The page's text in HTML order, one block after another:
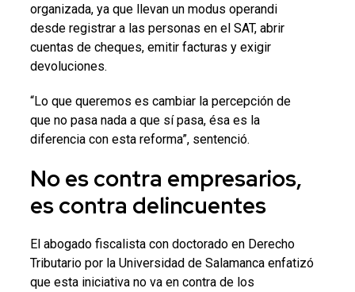
organizada, ya que llevan un modus operandi
desde registrar a las personas en el SAT, abrir
cuentas de cheques, emitir facturas y exigir
devoluciones.
“Lo que queremos es cambiar la percepción de
que no pasa nada a que sí pasa, ésa es la
diferencia con esta reforma”, sentenció.
No es contra empresarios,
es contra delincuentes
El abogado fiscalista con doctorado en Derecho
Tributario por la Universidad de Salamanca enfatizó
que esta iniciativa no va en contra de los